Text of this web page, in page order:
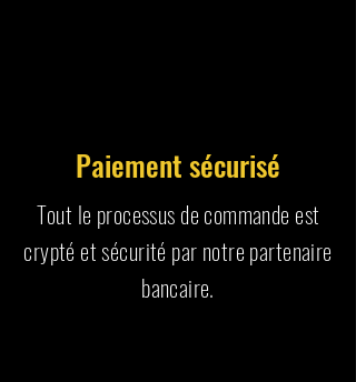
Paiement sécurisé
Tout le processus de commande est
crypté et sécurité par notre partenaire
bancaire.